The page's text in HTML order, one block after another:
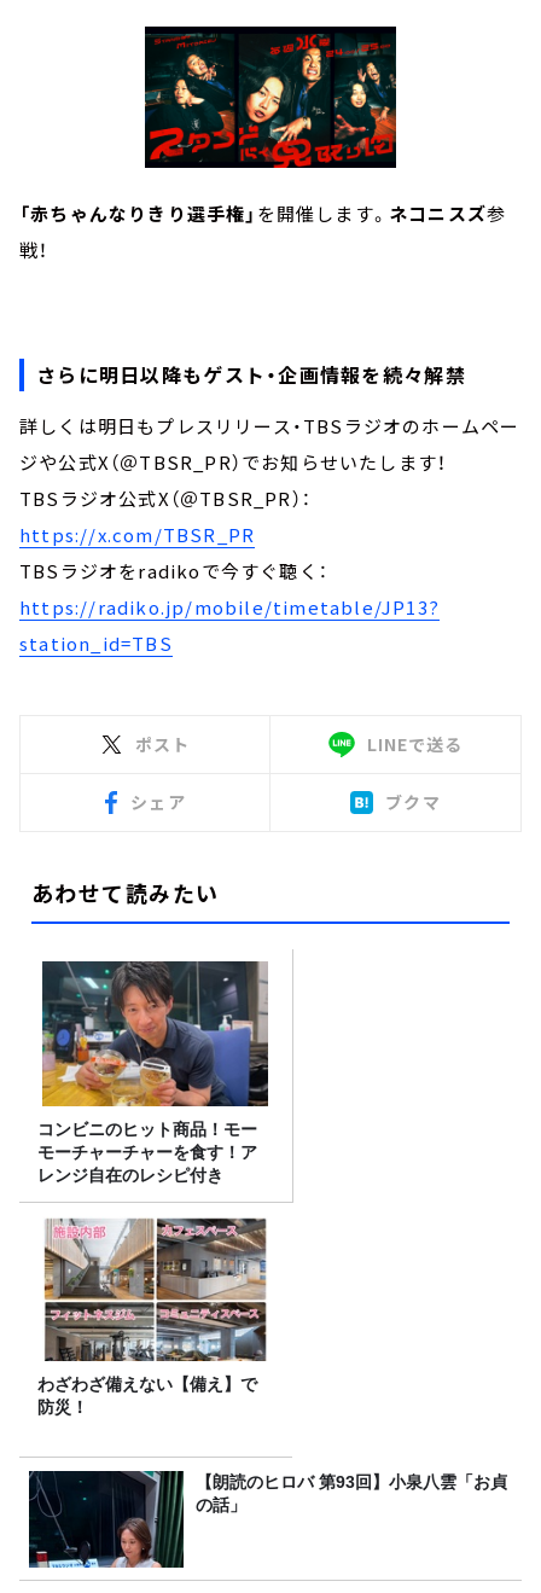
「赤ちゃんなりきり選手権」 を開催します。 ネコニスズ参
戦！
さらに明日以降もゲスト・企画情報を続々解禁
詳しくは明日もプレスリリース・TBSラジオのホームペー
ジや公式X（＠TBSR_PR）でお知らせいたします！
TBSラジオ公式X（＠TBSR_PR）：
https://x.com/TBSR_PR
TBSラジオをradikoで今すぐ聴く：
https://radiko.jp/mobile/timetable/JP13?
station_id=TBS
ポスト LINEで送る
シェア ブクマ
あわせて読みたい
コンビニのヒット商品！モー
モーチャーチャーを食す！ア
レンジ自在のレシピ付き
わざわざ備えない【備え】で
防災！
【朗読のヒロバ 第93回】小泉八雲「お貞
の話」